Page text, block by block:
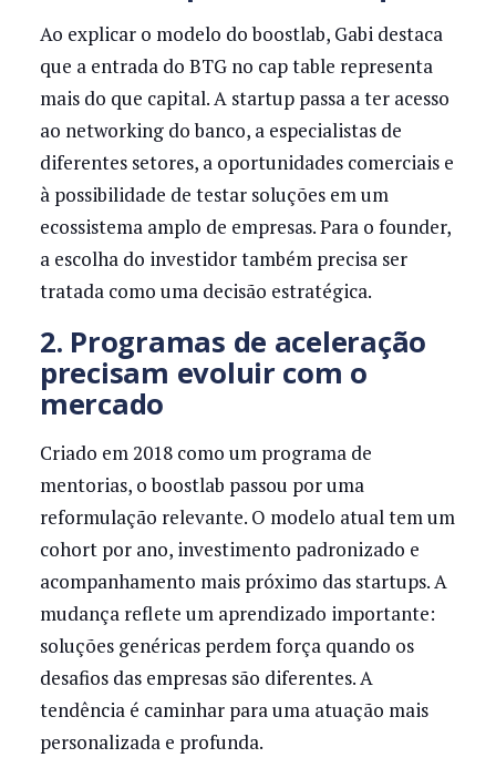
Ao explicar o modelo do boostlab, Gabi destaca
que a entrada do BTG no cap table representa
mais do que capital. A startup passa a ter acesso
ao networking do banco, a especialistas de
diferentes setores, a oportunidades comerciais e
à possibilidade de testar soluções em um
ecossistema amplo de empresas. Para o founder,
a escolha do investidor também precisa ser
tratada como uma decisão estratégica.
2. Programas de aceleração
precisam evoluir com o
mercado
Criado em 2018 como um programa de
mentorias, o boostlab passou por uma
reformulação relevante. O modelo atual tem um
cohort por ano, investimento padronizado e
acompanhamento mais próximo das startups. A
mudança reflete um aprendizado importante:
soluções genéricas perdem força quando os
desafios das empresas são diferentes. A
tendência é caminhar para uma atuação mais
personalizada e profunda.